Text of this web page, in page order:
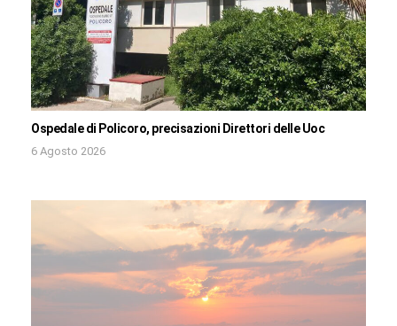
Ospedale di Policoro, precisazioni Direttori delle Uoc
6 Agosto 2026